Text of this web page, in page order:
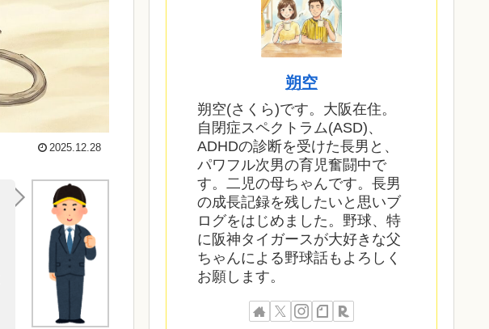
2025.12.28
朔空
朔空(さくら)です。大阪在住。
自閉症スペクトラム(ASD)、
ADHDの診断を受けた長男と、
パワフル次男の育児奮闘中で
す。二児の母ちゃんです。長男
の成長記録を残したいと思いブ
ログをはじめました。野球、特
に阪神タイガースが大好きな父
ちゃんによる野球話もよろしく
お願します。